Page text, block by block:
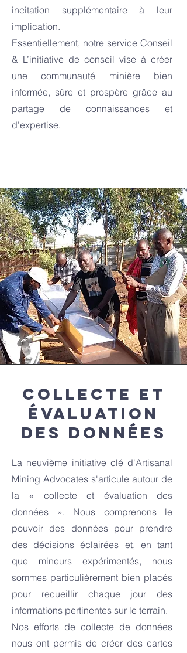
incitation supplémentaire à leur
implication.
Essentiellement, notre service Conseil
& L’initiative de conseil vise à créer
une communauté minière bien
informée, sûre et prospère grâce au
partage de connaissances et
d’expertise.
Collecte et
évaluation
des données
La neuvième initiative clé d'Artisanal
Mining Advocates s'articule autour de
la « collecte et évaluation des
données ». Nous comprenons le
pouvoir des données pour prendre
des décisions éclairées et, en tant
que mineurs expérimentés, nous
sommes particulièrement bien placés
pour recueillir chaque jour des
informations pertinentes sur le terrain.
Nos efforts de collecte de données
nous ont permis de créer des cartes